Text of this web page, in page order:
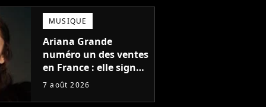
MUSIQUE
Ariana Grande
numéro un des ventes
en France : elle signe
le meilleur démarrage
7 août 2026